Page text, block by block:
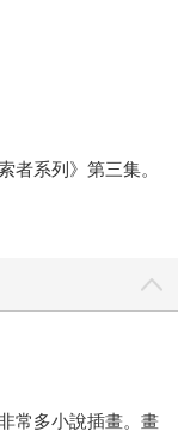
者系列》第三集。
常多小說插畫。畫